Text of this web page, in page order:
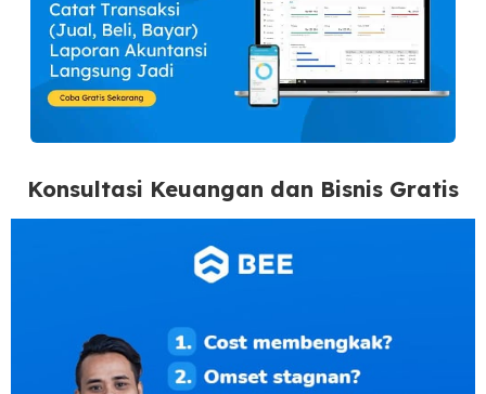
Konsultasi Keuangan dan Bisnis Gratis